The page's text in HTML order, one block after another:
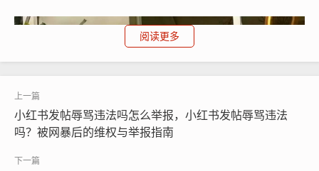
阅读更多
小红书发帖辱骂违法吗怎么举报，小红书发帖辱骂违法
吗？被网暴后的维权与举报指南